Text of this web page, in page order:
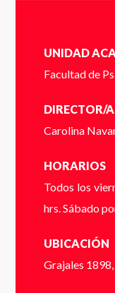
UNIDAD
Facultad de
DIRECTOR/
Carolina
HORARIOS
Todos los
hrs. Sábado
UBICACIÓN
Grajales
Apellidos*
Email*
Completa el
contacto contigo
Cédula de
Dígito verificador